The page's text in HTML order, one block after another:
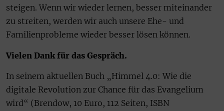
steigen. Wenn wir wieder lernen, besser miteinander
zu streiten, werden wir auch unsere Ehe- und
Familienprobleme wieder besser lösen können.
Vielen Dank für das Gespräch.
In seinem aktuellen Buch „Himmel 4.0: Wie die
digitale Revolution zur Chance für das Evangelium
wird“ (Brendow, 10 Euro, 112 Seiten, ISBN